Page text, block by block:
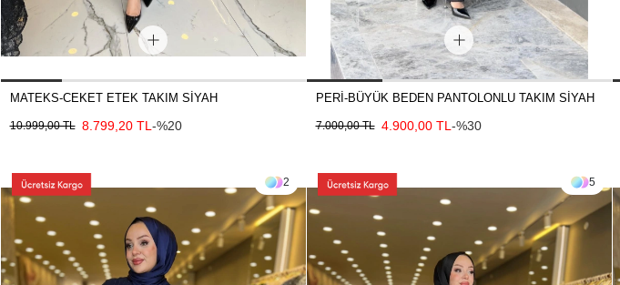
MATEKS-CEKET ETEK TAKIM SİYAH
10.999,00 TL 8.799,20 TL -%20
PERİ-BÜYÜK BEDEN PANTOLONLU TAKIM SİYAH
7.000,00 TL 4.900,00 TL -%30
2 5